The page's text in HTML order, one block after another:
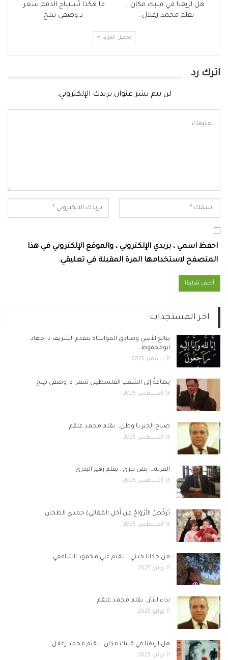
هل لريفنا في قلبك مكان…
بقلم محمد زغلال .
ما هكذا تُستباح الذمم شعر:
د.وصفي تيلخ
تحميل المزيد
اترك رد
لن يتم نشر عنوان بريدك الإلكتروني.
احفظ اسمي ، بريدي الإلكتروني ، والموقع الإلكتروني في هذا
المتصفح لاستخدامها المرة المقبلة في تعليقي.
اخر المستجدات
ببالغ الأسى وصادق المواساة يتقدم الشريف د- جهاد
ابومحفوظ…
8 سبتمبر 2025
بطاقةٌ إلى الشعب الفلسطيني شعر: د. وصفي تيلخ
13 أغسطس 2025
صباح الخير يا وطن… بقلم محمد علقم
13 أغسطس 2025
العزلة…. نص نثري.. بقلم زهير البدري
13 أغسطس 2025
تَرْخُصُ الأَرْوَاحُ مِنْ أَجْلِ المَعَالِي) حمدي الطحان
13 أغسطس 2025
من حكايا جدتي…. بقلم علي محمود الشافعي
11 يوليو 2025
نداء الثأر… بقلم محمد علقم
11 يوليو 2025
هل لريفنا في قلبك مكان… بقلم محمد زغلال .
11 يوليو 2025